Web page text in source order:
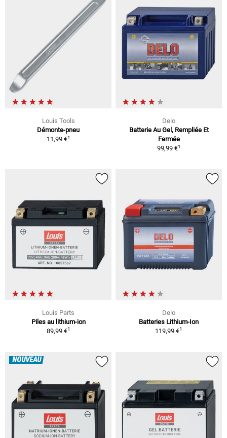
Louis Tools
Démonte-pneu
11,99 €1
Delo
Batterie Au Gel, Rempliée Et
Fermée
99,99 €1
Louis Parts
Piles au lithium-ion
89,99 €1
Delo
Batteries Lithium-Ion
119,99 €1
NOUVEAU